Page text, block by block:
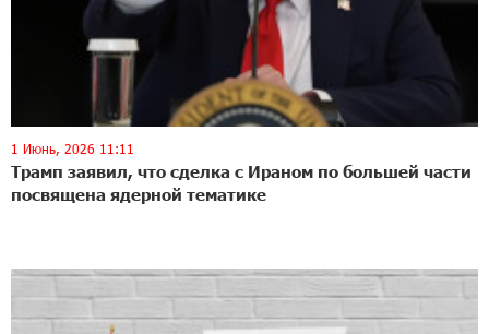
1 Июнь, 2026 11:11
Трамп заявил, что сделка с Ираном по большей части
посвящена ядерной тематике